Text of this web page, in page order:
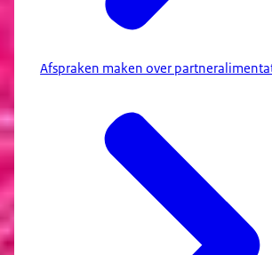
Afspraken maken over